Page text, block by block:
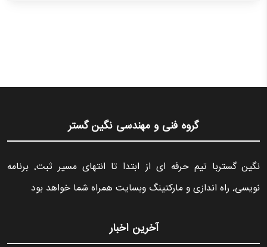
گروه فنی و مهندسی نگین گستر
نگین گستربا تیم حرفه ای از ابتدا تا انتهای مسیر ثبت٬ برنامه
نویسی٬ راه اندازی و مارکتینگ وبسایت همراه شما خواهد بود
آخرین اخبار